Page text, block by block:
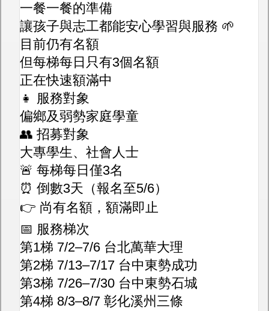
一餐一餐的準備
讓孩子與志工都能安心學習與服務 🌱
目前仍有名額
但每梯每日只有3個名額
正在快速額滿中
👧 服務對象
偏鄉及弱勢家庭學童
👥 招募對象
大專學生、社會人士
🚨 每梯每日僅3名
⏰ 倒數3天（報名至5/6）
👉 尚有名額，額滿即止
📅 服務梯次
第1梯 7/2–7/6 台北萬華大理
第2梯 7/13–7/17 台中東勢成功
第3梯 7/26–7/30 台中東勢石城
第4梯 8/3–8/7 彰化溪州三條